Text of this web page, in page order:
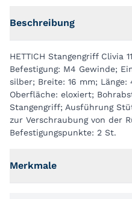
Beschreibung
HETTICH Stangengriff Clivia
Befestigung: M4 Gewinde;
silber; Breite: 16 mm; Länge:
Oberfläche: eloxiert;
Stangengriff; Ausführung
zur Verschraubung von der
Befestigungspunkte: 2 St.
Merkmale